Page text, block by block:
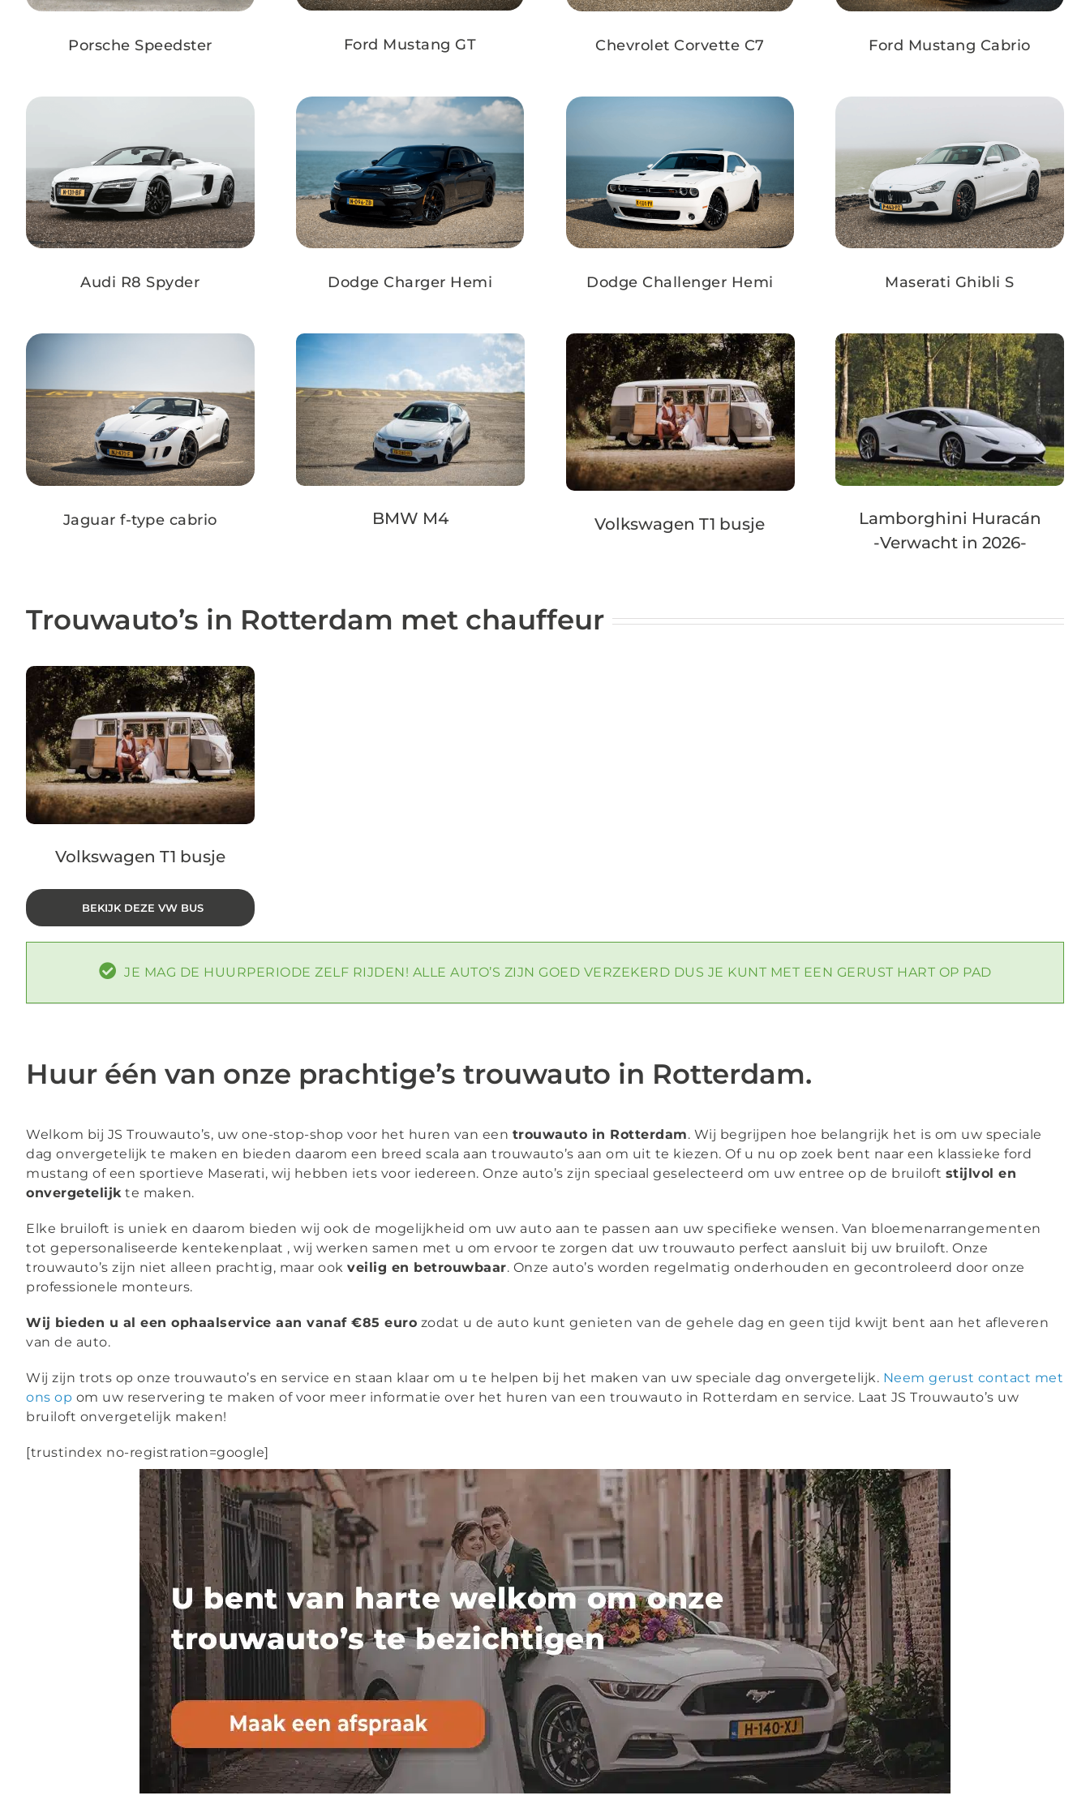
Porsche Speedster Ford Mustang GT Chevrolet Corvette C7 Ford Mustang Cabrio
Audi R8 Spyder Dodge Charger Hemi Dodge Challenger Hemi Maserati Ghibli S
Jaguar f-type cabrio BMW M4 Volkswagen T1 busje
Lamborghini Huracán
-Verwacht in 2026-
Trouwauto’s in Rotterdam met chauffeur
Volkswagen T1 busje
BEKIJK DEZE VW BUS
JE MAG DE HUURPERIODE ZELF RIJDEN! ALLE AUTO’S ZIJN GOED VERZEKERD DUS JE KUNT MET EEN GERUST HART OP PAD
Huur één van onze prachtige’s trouwauto in Rotterdam.
Welkom bij JS Trouwauto’s, uw one-stop-shop voor het huren van een trouwauto in Rotterdam. Wij begrijpen hoe belangrijk het is om uw speciale
dag onvergetelijk te maken en bieden daarom een breed scala aan trouwauto’s aan om uit te kiezen. Of u nu op zoek bent naar een klassieke ford
mustang of een sportieve Maserati, wij hebben iets voor iedereen. Onze auto’s zijn speciaal geselecteerd om uw entree op de bruiloft stijlvol en
onvergetelijkte maken.
Elke bruiloft is uniek en daarom bieden wij ook de mogelijkheid om uw auto aan te passen aan uw specifieke wensen. Van bloemenarrangementen
tot gepersonaliseerde kentekenplaat , wij werken samen met u om ervoor te zorgen dat uw trouwauto perfect aansluit bij uw bruiloft. Onze
trouwauto’s zijn niet alleen prachtig, maar ook veilig en betrouwbaar. Onze auto’s worden regelmatig onderhouden en gecontroleerd door onze
professionele monteurs.
Wij bieden u al een ophaalservice aan vanaf €85 euro zodat u de auto kunt genieten van de gehele dag en geen tijd kwijt bent aan het afleveren
van de auto.
Wij zijn trots op onze trouwauto’s en service en staan klaar om u te helpen bij het maken van uw speciale dag onvergetelijk. Neem gerust contact met
ons op om uw reservering te maken of voor meer informatie over het huren van een trouwauto in Rotterdam en service. Laat JS Trouwauto’s uw
bruiloft onvergetelijk maken!
[trustindex no-registration=google]